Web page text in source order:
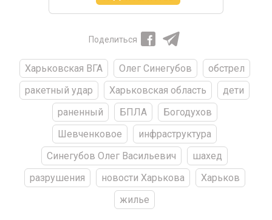
Поделиться
Харьковская ВГА Олег Синегубов
обстрел
ракетный удар
Харьковская область
дети
раненный
БПЛА
Богодухов
Шевченковое
инфраструктура
Синегубов Олег Васильевич
шахед
разрушения
новости Харькова
Харьков
жилье